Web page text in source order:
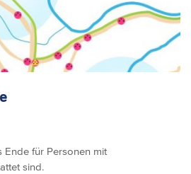
Ende für Personen mit
sind.